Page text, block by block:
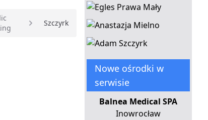
Szczyrk
Nowe ośrodki w
serwisie
Balnea Medical SPA
Inowrocław